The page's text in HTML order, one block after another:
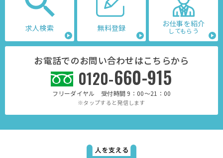
求人検索 無料登録 お仕事を紹介
してもらう
お電話でのお問い合わせはこちらから
0120-660-915
フリーダイヤル 受付時間 9：00～21：00
※タップすると発信します